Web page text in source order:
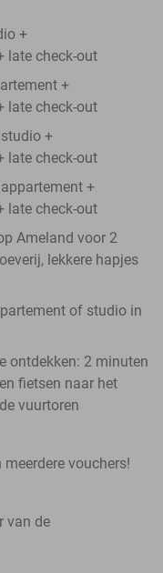
+
late check-out
+
late check-out
+
late check-out
+
late check-out
Ameland voor 2
lekkere hapjes
of studio in
ontdekken: 2 minuten
fietsen naar het
vuurtoren
vouchers!
van de